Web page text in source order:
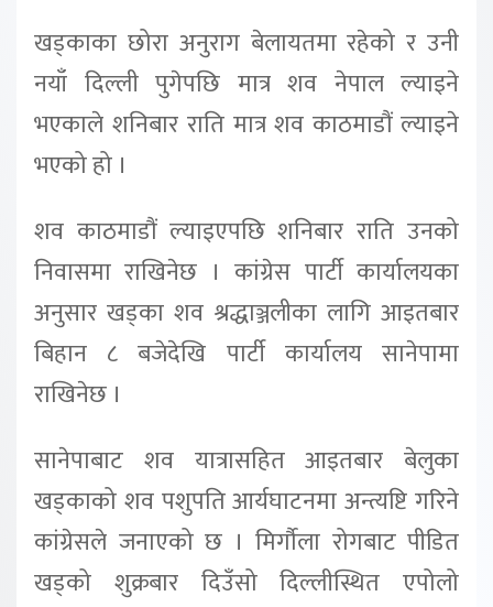
खड्काका छोरा अनुराग बेलायतमा रहेको र उनी
नयाँ दिल्ली पुगेपछि मात्र शव नेपाल ल्याइने
भएकाले शनिबार राति मात्र शव काठमाडौं ल्याइने
भएको हो ।
शव काठमाडौं ल्याइएपछि शनिबार राति उनको
निवासमा राखिनेछ । कांग्रेस पार्टी कार्यालयका
अनुसार खड्का शव श्रद्धाञ्जलीका लागि आइतबार
बिहान ८ बजेदेखि पार्टी कार्यालय सानेपामा
राखिनेछ ।
सानेपाबाट शव यात्रासहित आइतबार बेलुका
खड्काको शव पशुपति आर्यघाटनमा अन्त्यष्टि गरिने
कांग्रेसले जनाएको छ । मिर्गौला रोगबाट पीडित
खड्को शुक्रबार दिउँसो दिल्लीस्थित एपोलो